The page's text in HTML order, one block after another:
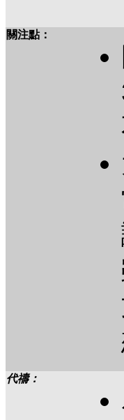
關注點：
代禱：